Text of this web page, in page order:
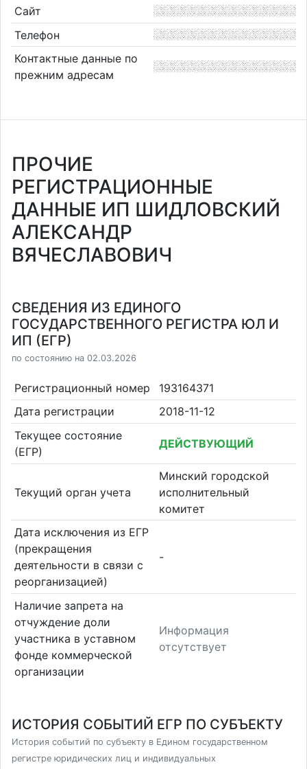
Сайт
Телефон
Контактные данные по
прежним адресам
ПРОЧИЕ
РЕГИСТРАЦИОННЫЕ
ДАННЫЕ ИП ШИДЛОВСКИЙ
АЛЕКСАНДР
ВЯЧЕСЛАВОВИЧ
СВЕДЕНИЯ ИЗ ЕДИНОГО
ГОСУДАРСТВЕННОГО РЕГИСТРА ЮЛ И
ИП (ЕГР)
по состоянию на 02.03.2026
Регистрационный номер
193164371
Дата регистрации
2018-11-12
Текущее состояние
(ЕГР)
ДЕЙСТВУЮЩИЙ
Текущий орган учета
Минский городской
исполнительный
комитет
Дата исключения из ЕГР
(прекращения
деятельности в связи с
реорганизацией)
-
Наличие запрета на
отчуждение доли
участника в уставном
фонде коммерческой
организации
Информация
отсутствует
ИСТОРИЯ СОБЫТИЙ ЕГР ПО СУБЪЕКТУ
История событий по субъекту в Едином государственном
регистре юридических лиц и индивидуальных